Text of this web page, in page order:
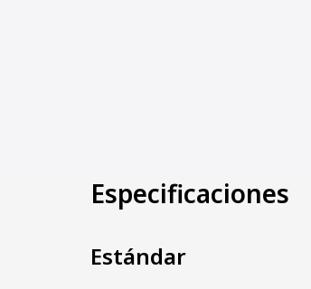
Especificaciones
Estándar